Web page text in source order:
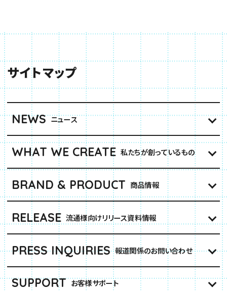
サイトマップ
NEWS ニュース
WHAT WE CREATE 私たちが創っているもの
BRAND & PRODUCT 商品情報
RELEASE 流通様向けリリース資料情報
PRESS INQUIRIES 報道関係のお問い合わせ
SUPPORT お客様サポート